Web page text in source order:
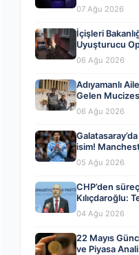
07 Ağu 2026
İçişleri
Uyuşturucu
844 Kişi
06 Ağu 2026
Adıyamanlı
Gelen
Hayali Gerçek
06 Ağu 2026
isim!
Tijjani Reijnders
05 Ağu 2026
CHP’den
Kılıçdaroğlu:
üniter devlet
04 Ağu 2026
22 Mayıs
ve Piyasa